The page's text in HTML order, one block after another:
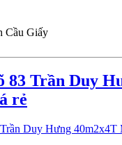
Cầu Giấy
83 Trần Duy
rẻ